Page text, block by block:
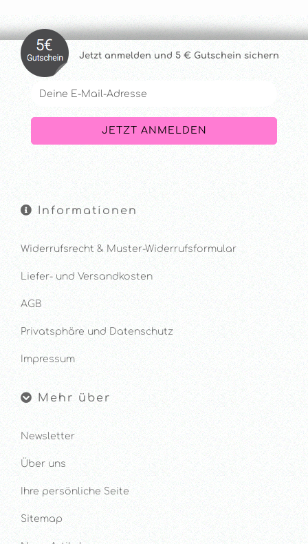
Jetzt anmelden und 5 € Gutschein sichern
Informationen
Widerrufsrecht & Muster-Widerrufsformular
Liefer- und Versandkosten
AGB
Privatsphäre und Datenschutz
Impressum
Mehr über
Newsletter
Über uns
Ihre persönliche Seite
Sitemap